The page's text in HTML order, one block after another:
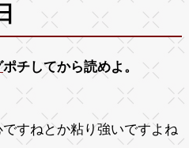
ポチしてから読めよ。
すねとか粘り強いですよね